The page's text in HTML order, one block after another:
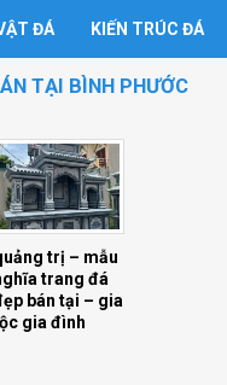
ĐÁ KIẾN TRÚC ĐÁ
TẠI BÌNH PHƯỚC
trị – mẫu
trang đá
bán tại – gia
gia đình